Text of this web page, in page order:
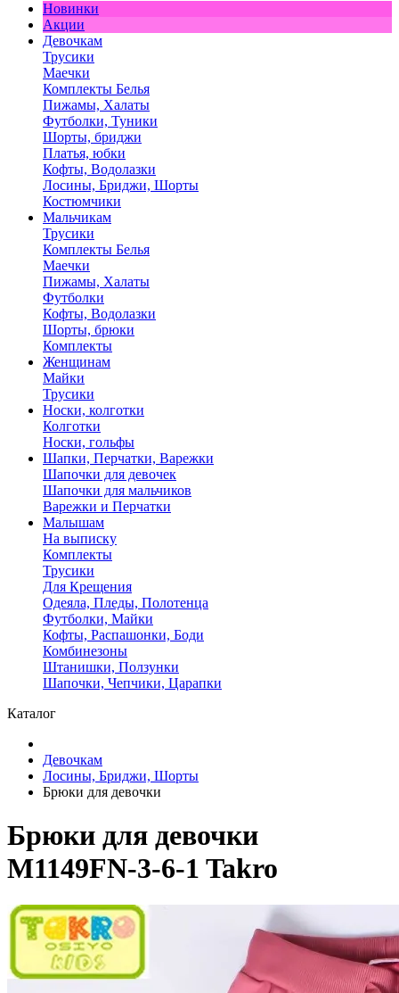
Новинки
Акции
Девочкам
Трусики
Маечки
Комплекты Белья
Пижамы, Халаты
Футболки, Туники
Шорты, бриджи
Платья, юбки
Кофты, Водолазки
Лосины, Бриджи, Шорты
Костюмчики
Мальчикам
Трусики
Комплекты Белья
Маечки
Пижамы, Халаты
Футболки
Кофты, Водолазки
Шорты, брюки
Комплекты
Женщинам
Майки
Трусики
Носки, колготки
Колготки
Носки, гольфы
Шапки, Перчатки, Варежки
Шапочки для девочек
Шапочки для мальчиков
Варежки и Перчатки
Малышам
На выписку
Комплекты
Трусики
Для Крещения
Одеяла, Пледы, Полотенца
Футболки, Майки
Кофты, Распашонки, Боди
Комбинезоны
Штанишки, Ползунки
Шапочки, Чепчики, Царапки
Каталог
Девочкам
Лосины, Бриджи, Шорты
Брюки для девочки
Брюки для девочки
M1149FN-3-6-1 Takro